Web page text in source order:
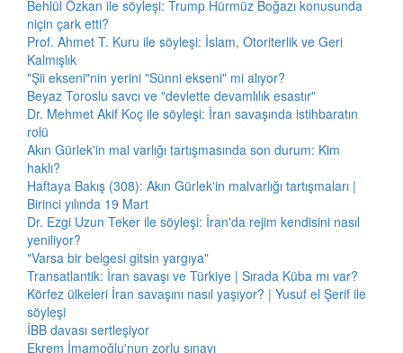
Behlül Özkan ile söyleşi: Trump Hürmüz Boğazı konusunda
niçin çark etti?
Prof. Ahmet T. Kuru ile söyleşi: İslam, Otoriterlik ve Geri
Kalmışlık
"Şii ekseni"nin yerini "Sünni ekseni" mi alıyor?
Beyaz Toroslu savcı ve "devlette devamlılık esastır"
Dr. Mehmet Akif Koç ile söyleşi: İran savaşında istihbaratın
rolü
Akın Gürlek'in mal varlığı tartışmasında son durum: Kim
haklı?
Haftaya Bakış (308): Akın Gürlek'in malvarlığı tartışmaları |
Birinci yılında 19 Mart
Dr. Ezgi Uzun Teker ile söyleşi: İran'da rejim kendisini nasıl
yeniliyor?
"Varsa bir belgesi gitsin yargıya"
Transatlantik: İran savaşı ve Türkiye | Sırada Küba mı var?
Körfez ülkeleri İran savaşını nasıl yaşıyor? | Yusuf el Şerif ile
söyleşi
İBB davası sertleşiyor
Ekrem İmamoğlu'nun zorlu sınavı